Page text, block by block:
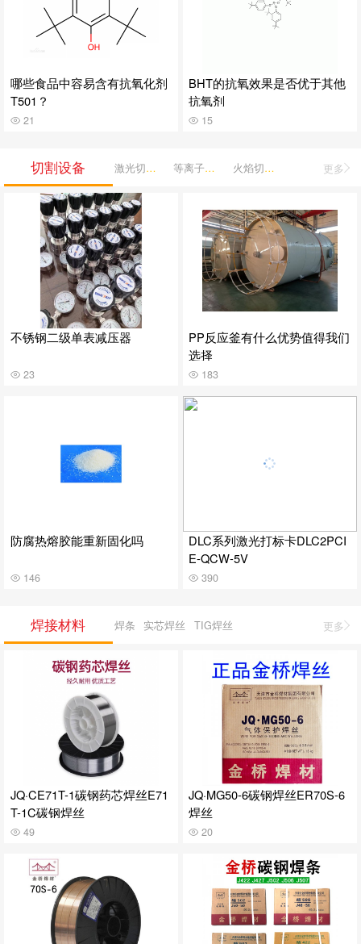
哪些食品中容易含有抗氧化剂
T501？
21
BHT的抗氧效果是否优于其他
抗氧剂
15
切割设备 激光切割机 等离子切割机 火焰切割机 更多
不锈钢二级单表减压器
23
PP反应釜有什么优势值得我们
选择
183
防腐热熔胶能重新固化吗
146
DLC系列激光打标卡DLC2PCI
E-QCW-5V
390
焊接材料 焊条 实芯焊丝 TIG焊丝 更多
JQ·CE71T-1碳钢药芯焊丝E71
T-1C碳钢焊丝
49
JQ·MG50-6碳钢焊丝ER70S-6
焊丝
20